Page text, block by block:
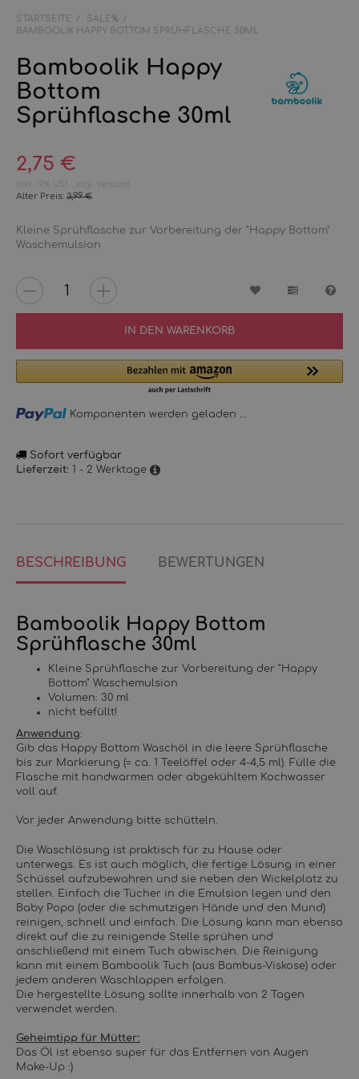
STARTSEITE
SALE%
BAMBOOLIK HAPPY BOTTOM SPRÜHFLASCHE 30ML
Bamboolik Happy
Bottom
Sprühflasche 30ml
2,75 €
inkl. 19% USt. , zzgl. Versand
Alter Preis: 3,99 €
Kleine Sprühflasche zur Vorbereitung der "Happy Bottom"
Waschemulsion
IN DEN WARENKORB
Loading... Komponenten werden geladen ...
Sofort verfügbar
Lieferzeit: 1 - 2 Werktage
Wunschzettel
BESCHREIBUNG BEWERTUNGEN
Bamboolik Happy Bottom
Sprühflasche 30ml
Kleine Sprühflasche zur Vorbereitung der "Happy
Bottom" Waschemulsion
Volumen: 30 ml
nicht befüllt!
Anwendung:
Gib das Happy Bottom Waschöl in die leere Sprühflasche
bis zur Markierung (= ca. 1 Teelöffel oder 4-4,5 ml). Fülle die
Flasche mit handwarmen oder abgekühltem Kochwasser
voll auf.
Vor jeder Anwendung bitte schütteln.
Die Waschlösung ist praktisch für zu Hause oder
unterwegs. Es ist auch möglich, die fertige Lösung in einer
Schüssel aufzubewahren und sie neben den Wickelplatz zu
stellen. Einfach die Tücher in die Emulsion legen und den
Baby Popo (oder die schmutzigen Hände und den Mund)
reinigen, schnell und einfach. Die Lösung kann man ebenso
direkt auf die zu reinigende Stelle sprühen und
anschließend mit einem Tuch abwischen. Die Reinigung
kann mit einem Bamboolik Tuch (aus Bambus-Viskose) oder
jedem anderen Waschlappen erfolgen.
Die hergestellte Lösung sollte innerhalb von 2 Tagen
verwendet werden.
Geheimtipp für Mütter:
Das Öl ist ebenso super für das Entfernen von Augen
Make-Up :)